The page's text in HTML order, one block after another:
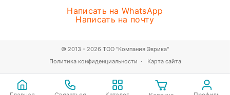
Написать на WhatsApp
Написать на почту
Политика конфиденциальности Карта сайта
© 2013 - 2026 ТОО "Компания Эврика"